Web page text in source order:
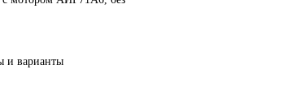
и варианты